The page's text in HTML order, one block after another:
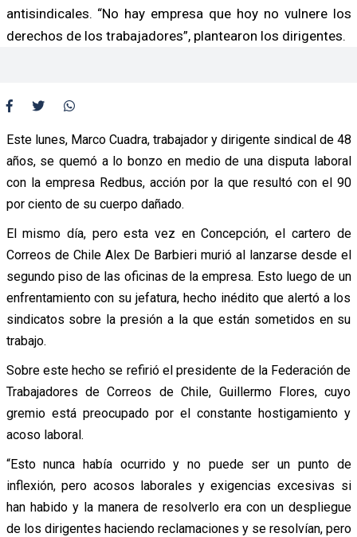
antisindicales. “No hay empresa que hoy no vulnere los
derechos de los trabajadores”, plantearon los dirigentes.
Este lunes, Marco Cuadra, trabajador y dirigente sindical de 48
años, se quemó a lo bonzo en medio de una disputa laboral
con la empresa Redbus, acción por la que resultó con el 90
por ciento de su cuerpo dañado.
El mismo día, pero esta vez en Concepción, el cartero de
Correos de Chile Alex De Barbieri murió al lanzarse desde el
segundo piso de las oficinas de la empresa. Esto luego de un
enfrentamiento con su jefatura, hecho inédito que alertó a los
sindicatos sobre la presión a la que están sometidos en su
trabajo.
Sobre este hecho se refirió el presidente de la Federación de
Trabajadores de Correos de Chile, Guillermo Flores, cuyo
gremio está preocupado por el constante hostigamiento y
acoso laboral.
“Esto nunca había ocurrido y no puede ser un punto de
inflexión, pero acosos laborales y exigencias excesivas si
han habido y la manera de resolverlo era con un despliegue
de los dirigentes haciendo reclamaciones y se resolvían, pero